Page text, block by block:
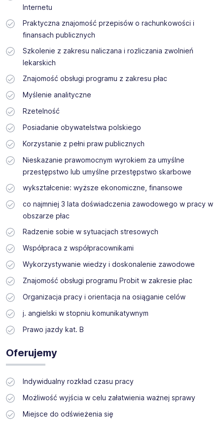
Internetu
Praktyczna znajomość przepisów o rachunkowości i
finansach publicznych
Szkolenie z zakresu naliczana i rozliczania zwolnień
lekarskich
Znajomość obsługi programu z zakresu płac
Myślenie analityczne
Rzetelność
Posiadanie obywatelstwa polskiego
Korzystanie z pełni praw publicznych
Nieskazanie prawomocnym wyrokiem za umyślne
przestępstwo lub umyślne przestępstwo skarbowe
wykształcenie: wyższe ekonomiczne, finansowe
co najmniej 3 lata doświadczenia zawodowego w pracy w
obszarze płac
Radzenie sobie w sytuacjach stresowych
Współpraca z współpracownikami
Wykorzystywanie wiedzy i doskonalenie zawodowe
Znajomość obsługi programu Probit w zakresie płac
Organizacja pracy i orientacja na osiąganie celów
j. angielski w stopniu komunikatywnym
Prawo jazdy kat. B
Oferujemy
Indywidualny rozkład czasu pracy
Możliwość wyjścia w celu załatwienia ważnej sprawy
Miejsce do odświeżenia się